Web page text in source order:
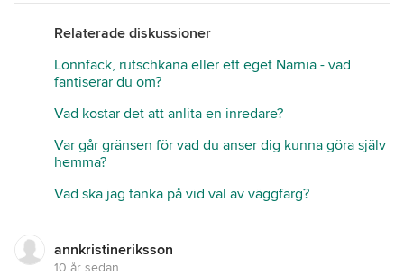
Relaterade diskussioner
Lönnfack, rutschkana eller ett eget Narnia - vad
fantiserar du om?
Vad kostar det att anlita en inredare?
Var går gränsen för vad du anser dig kunna göra själv
hemma?
Vad ska jag tänka på vid val av väggfärg?
annkristineriksson
10 år sedan